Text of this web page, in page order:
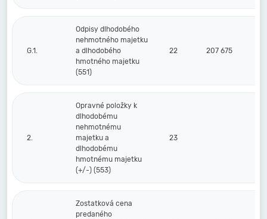
G.1.
Odpisy dlhodobého
nehmotného majetku
a dlhodobého
hmotného majetku
(551)
22 207 675
2.
Opravné položky k
dlhodobému
nehmotnému
majetku a
dlhodobému
hmotnému majetku
(+/-) (553)
23
Zostatková cena
predaného